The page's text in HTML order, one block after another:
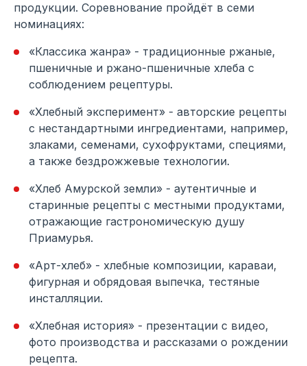
продукции. Соревнование пройдёт в семи
номинациях:
«Классика жанра» - традиционные ржаные,
пшеничные и ржано-пшеничные хлеба с
соблюдением рецептуры.
«Хлебный эксперимент» - авторские рецепты
с нестандартными ингредиентами, например,
злаками, семенами, сухофруктами, специями,
а также бездрожжевые технологии.
«Хлеб Амурской земли» - аутентичные и
старинные рецепты с местными продуктами,
отражающие гастрономическую душу
Приамурья.
«Арт-хлеб» - хлебные композиции, караваи,
фигурная и обрядовая выпечка, тестяные
инсталляции.
«Хлебная история» - презентации с видео,
фото производства и рассказами о рождении
рецепта.